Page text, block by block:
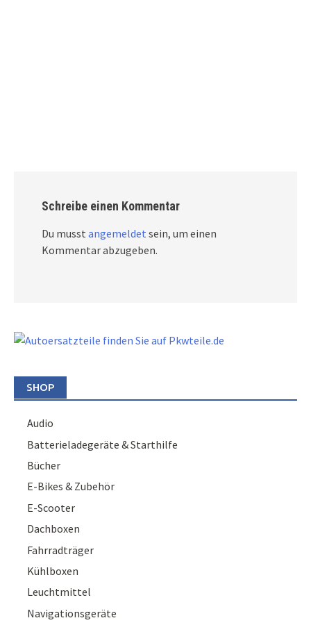
Schreibe einen Kommentar
Du musst angemeldet sein, um einen
Kommentar abzugeben.
SHOP
Audio
Batterieladegeräte & Starthilfe
Bücher
E-Bikes & Zubehör
E-Scooter
Dachboxen
Fahrradträger
Kühlboxen
Leuchtmittel
Navigationsgeräte